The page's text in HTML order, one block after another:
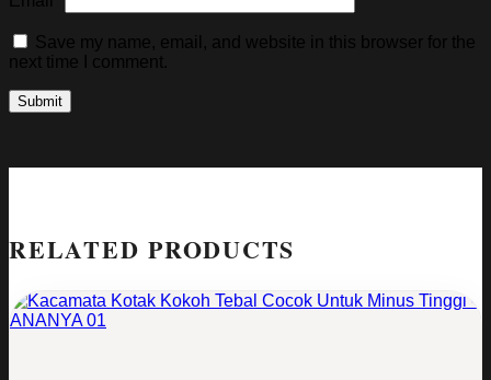
Save my name, email, and website in this browser for the
next time I comment.
RELATED PRODUCTS